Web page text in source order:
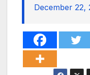
December 22,